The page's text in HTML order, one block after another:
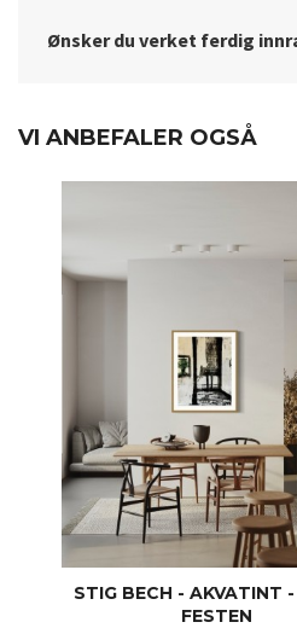
Ønsker du verket ferdig
VI ANBEFALER OGSÅ
STIG BECH - AKVATINT
FESTEN